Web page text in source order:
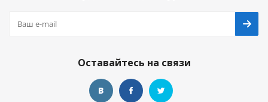
Оставайтесь на связи